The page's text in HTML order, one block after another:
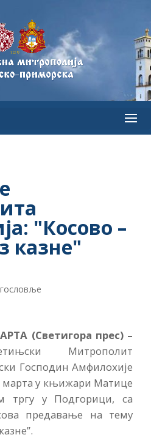
"Косово –
казне"
(Светигора прес) –
Митрополит
Господин Амфилохије
марта у књижари Матице
тргу у Подгорици, са
предавање на тему